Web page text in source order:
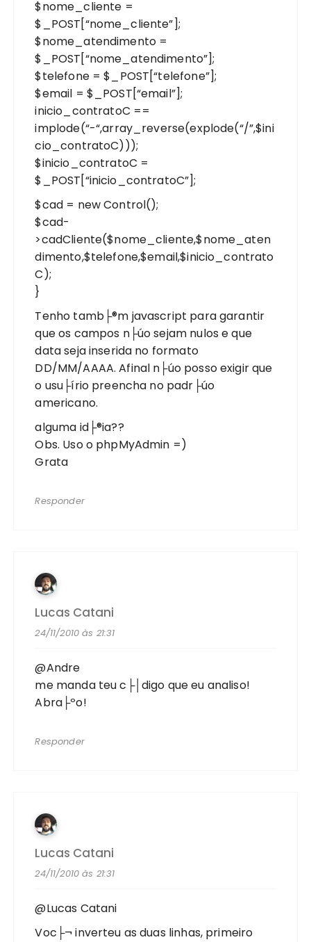
$nome_cliente =
$_POST[“nome_cliente”];
$nome_atendimento =
$_POST[“nome_atendimento”];
$telefone = $_POST[“telefone”];
$email = $_POST[“email”];
inicio_contratoC ==
implode(“-“,array_reverse(explode(“/”,$ini
cio_contratoC)));
$inicio_contratoC =
$_POST[“inicio_contratoC”];
$cad = new Control();
$cad-
>cadCliente($nome_cliente,$nome_aten
dimento,$telefone,$email,$inicio_contrato
C);
}
Tenho tamb├®m javascript para garantir
que os campos n├úo sejam nulos e que
data seja inserida no formato
DD/MM/AAAA. Afinal n├úo posso exigir que
o usu├írio preencha no padr├úo
americano.
alguma id├®ia??
Obs. Uso o phpMyAdmin =)
Grata
Responder
Lucas Catani
24/11/2010 às 21:31
@Andre
me manda teu c├│digo que eu analiso!
Abra├ºo!
Responder
Lucas Catani
24/11/2010 às 21:31
@Lucas Catani
Voc├¬ inverteu as duas linhas, primeiro